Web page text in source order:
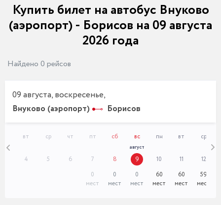
Купить билет на автобус Внуково
(аэропорт) - Борисов на 09 августа
2026 года
Найдено 0 рейсов
09 августа, воскресенье,
Внуково (аэропорт)
Борисов
вт
4
ср
5
чт
6
пт
7
0
мест
сб
8
0
мест
вс
август
9
0
мест
пн
10
60
мест
вт
11
60
мест
ср
12
59
мест